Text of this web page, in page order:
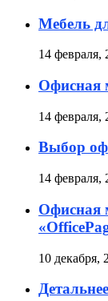
Мебель
14 февраля,
Офисная
14 февраля,
Выбор
14 февраля,
Офисная
10 декабря,